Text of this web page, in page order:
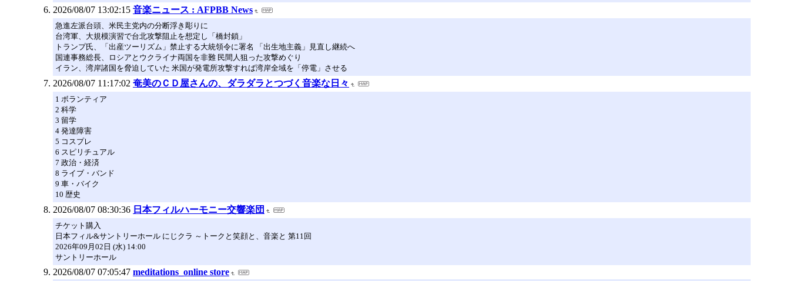
2026/08/07 13:02:15 音楽ニュース : AFPBB News
急進左派台頭、米民主党内の分断浮き彫りに
台湾軍、大規模演習で台北攻撃阻止を想定し「橋封鎖」
トランプ氏、「出産ツーリズム」禁止する大統領令に署名 「出生地主義」見直し継続へ
国連事務総長、ロシアとウクライナ両国を非難 民間人狙った攻撃めぐり
イラン、湾岸諸国を脅迫していた 米国が発電所攻撃すれば湾岸全域を「停電」させる
2026/08/07 11:17:02 奄美のＣＤ屋さんの、ダラダラとつづく音楽な日々
1 ボランティア
2 科学
3 留学
4 発達障害
5 コスプレ
6 スピリチュアル
7 政治・経済
8 ライブ・バンド
9 車・バイク
10 歴史
2026/08/07 08:30:36 日本フィルハーモニー交響楽団
チケット購入
日本フィル&サントリーホール にじクラ ～トークと笑顔と、音楽と 第11回
2026年09月02日 (水) 14:00
サントリーホール
2026/08/07 07:05:47 meditations_online store